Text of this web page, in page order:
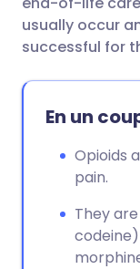
usually occur
successful for
En un
Opioids
pain.
They